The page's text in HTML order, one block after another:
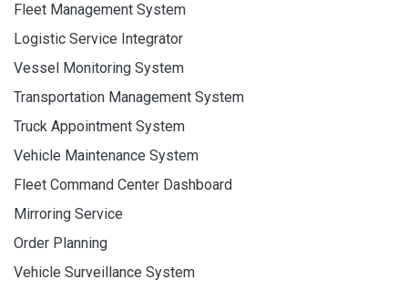
Fleet Management System
Logistic Service Integrator
Vessel Monitoring System
Transportation Management System
Truck Appointment System
Vehicle Maintenance System
Fleet Command Center Dashboard
Mirroring Service
Order Planning
Vehicle Surveillance System